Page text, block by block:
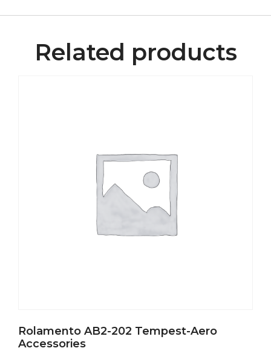
Related products
Rolamento AB2-202 Tempest-Aero
Accessories